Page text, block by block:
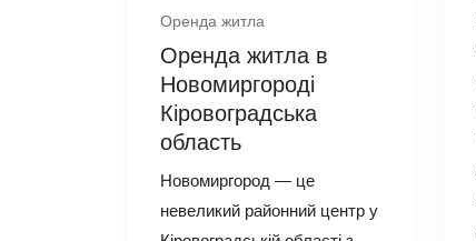
Оренда житла
Оренда житла в
Новомиргороді
Кіровоградська
область
Новомиргород — це
невеликий районний центр у